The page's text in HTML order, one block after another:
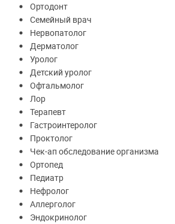
Ортодонт
Семейный врач
Нервопатолог
Дерматолог
Уролог
Детский уролог
Офтальмолог
Лор
Терапевт
Гастроинтеролог
Проктолог
Чек-ап обследование организма
Ортопед
Педиатр
Нефролог
Аллерголог
Эндокринолог